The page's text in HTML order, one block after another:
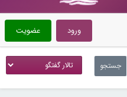
عضویت ورود